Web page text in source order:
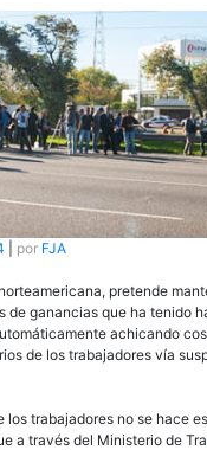
por FJA
pretende
de ganancias que ha tenido
achicando
de los trabajadores vía
los trabajadores no se hace
a través del Ministerio de